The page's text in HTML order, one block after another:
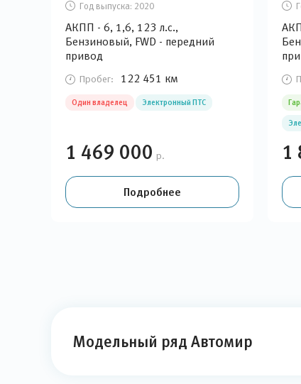
Год выпуска: 2020
АКПП - 6, 1,6, 123 л.с.,
Бензиновый, FWD - передний
привод
Пробег: 122 451 км
Один владелец Электронный ПТС
1 469 000 р.
Подробнее
1
Модельный ряд Автомир